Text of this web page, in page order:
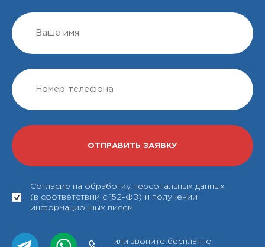
Согласие на обработку персональных данных
(в соответствии с 152-ФЗ) и получении
информационных писем
или звоните бесплатно